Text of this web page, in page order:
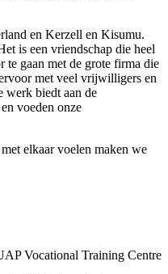
en Kerzell en Kisumu.
is een vriendschap die heel
te gaan met de grote firma die
met veel vrijwilligers en
werk biedt aan de
voeden onze
elkaar voelen maken we
Vocational Training Centre